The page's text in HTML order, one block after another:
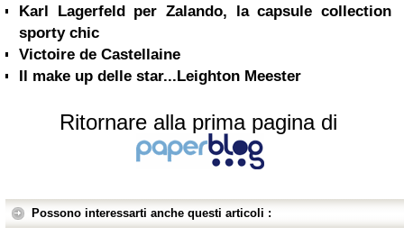
Karl Lagerfeld per Zalando, la capsule collection
sporty chic
Victoire de Castellaine
Il make up delle star...Leighton Meester
Ritornare alla prima pagina di
Possono interessarti anche questi articoli :